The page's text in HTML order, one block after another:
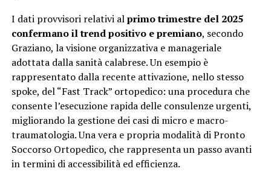
I dati provvisori relativi alprimo trimestre del 2025
confermano il trend positivo e premiano, secondo
Graziano, la visione organizzativa e manageriale
adottata dalla sanità calabrese. Un esempio è
rappresentato dalla recente attivazione, nello stesso
spoke, del “Fast Track” ortopedico: una procedura che
consente l’esecuzione rapida delle consulenze urgenti,
migliorando la gestione dei casi di micro e macro-
traumatologia. Una vera e propria modalità di Pronto
Soccorso Ortopedico, che rappresenta un passo avanti
in termini di accessibilità ed efficienza.